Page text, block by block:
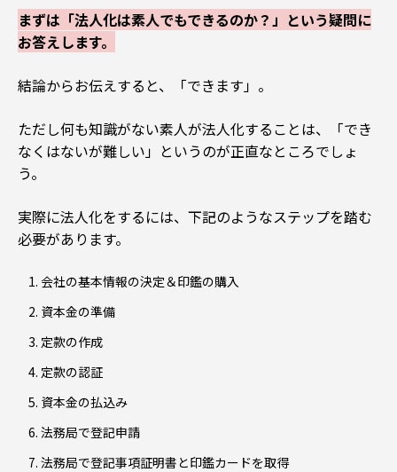
まずは「法人化は素人でもできるのか？」という疑問に
お答えします。
結論からお伝えすると、「できます」。
ただし何も知識がない素人が法人化することは、「でき
なくはないが難しい」というのが正直なところでしょ
う。
実際に法人化をするには、下記のようなステップを踏む
必要があります。
会社の基本情報の決定＆印鑑の購入
資本金の準備
定款の作成
定款の認証
資本金の払込み
法務局で登記申請
法務局で登記事項証明書と印鑑カードを取得